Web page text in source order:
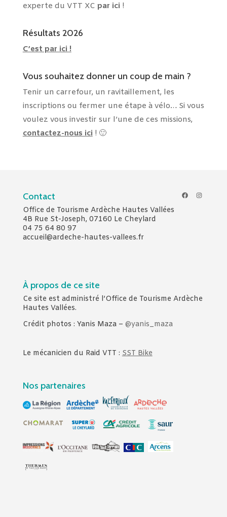
experte du VTT XC par ici !
Résultats 2026
C’est par ici !
Vous souhaitez donner un coup de main ?
Tenir un carrefour, un ravitaillement, les
inscriptions ou fermer une étape à vélo… Si vous
voulez vous investir sur l’une de ces missions,
contactez-nous ici ! 🙂
Contact
Office de Tourisme Ardèche Hautes Vallées
4B Rue St-Joseph, 07160 Le Cheylard
04 75 64 80 97
accueil@ardeche-hautes-vallees.fr
Facebook
À propos de ce site
Ce site est administré l’Office de Tourisme Ardèche
Hautes Vallées.
Crédit photos : Yanis Maza – @yanis_maza
Le mécanicien du Raid VTT :SST Bike
Nos partenaires